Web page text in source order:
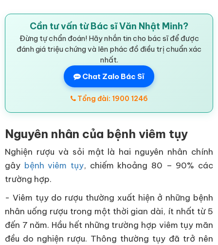
Cần tư vấn từ Bác sĩ Văn Nhật Minh?
Đừng tự chẩn đoán! Hãy nhắn tin cho bác sĩ để được
đánh giá triệu chứng và lên phác đồ điều trị chuẩn xác
nhất.
Chat Zalo Bác Sĩ
Tổng đài: 1900 1246
Nguyên nhân của bệnh viêm tụy
Nghiện rượu và sỏi mật là hai nguyên nhân chính
gây bệnh viêm tụy, chiếm khoảng 80 – 90% các
trường hợp.
- Viêm tụy do rượu thường xuất hiện ở những bệnh
nhân uống rượu trong một thời gian dài, ít nhất từ 5
đến 7 năm. Hầu hết những trường hợp viêm tụy mãn
đều do nghiện rượu. Thông thường tụy đã trở nên